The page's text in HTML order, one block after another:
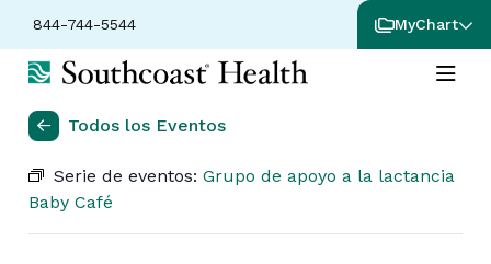
844-744-5544 MyChart
Todos los Eventos
Serie de eventos: Grupo de apoyo a la lactancia
Baby Café